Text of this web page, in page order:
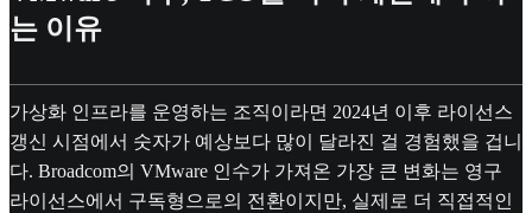
는 이유
가상화 인프라를 운영하는 조직이라면 2024년 이후 라이선스
갱신 시점에서 숫자가 예상보다 많이 달라진 걸 경험했을 겁니
다. Broadcom의 VMware 인수가 가져온 가장 큰 변화는 영구
라이선스에서 구독형으로의 전환이지만, 실제로 더 직접적인